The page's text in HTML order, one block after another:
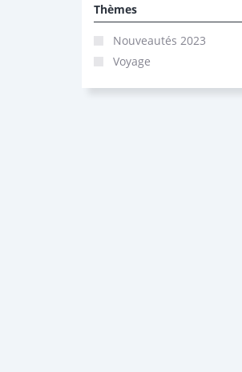
Thèmes
Nouveautés 2023
Voyage